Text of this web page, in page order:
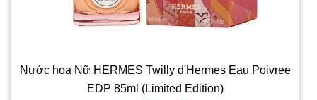
Nước hoa Nữ HERMES Twilly d'Hermes Eau Poivree
EDP 85ml (Limited Edition)